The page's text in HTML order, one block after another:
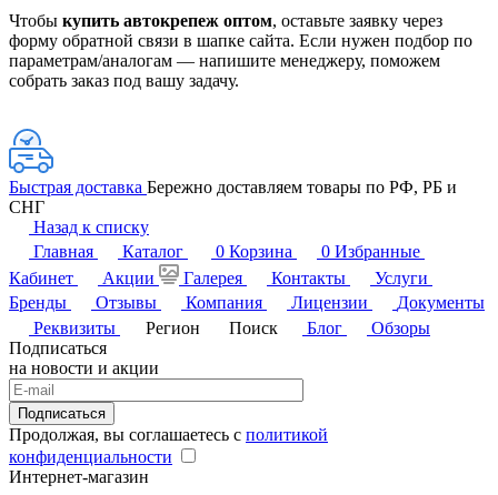
Чтобы купить автокрепеж оптом, оставьте заявку через
форму обратной связи в шапке сайта. Если нужен подбор по
параметрам/аналогам — напишите менеджеру, поможем
собрать заказ под вашу задачу.
Быстрая доставка Бережно доставляем товары по РФ, РБ и
СНГ
Назад к списку
Главная
Каталог 0 Корзина 0 Избранные
Кабинет
Акции Галерея Контакты
Услуги
Бренды
Отзывы Компания Лицензии
Документы
Реквизиты
Регион Поиск Блог
Обзоры
Подписаться
на новости и акции
Подписаться
Продолжая, вы соглашаетесь с политикой
конфиденциальности
Интернет-магазин